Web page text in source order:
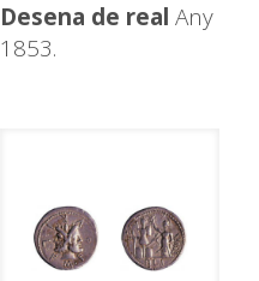
Desena de real Any
1853.